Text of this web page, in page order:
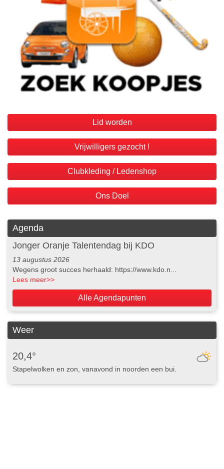
Lid worden
Vrijwilligers gezocht !
Clubkleding / Ledenshop
Ons Doel
Agenda
Jonger Oranje Talentendag bij KDO
13 augustus 2026
Wegens groot succes herhaald: https://www.kdo.n...
Lees meer>>
Alle Agendapunten
Weer
20,4°
Stapelwolken en zon, vanavond in noorden een bui